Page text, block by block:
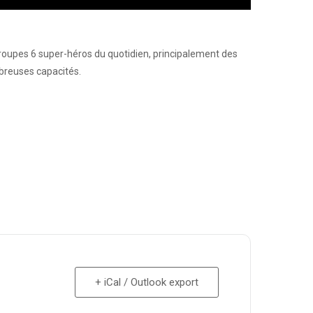
6 super-héros du quotidien, principalement des
capacités.
+ iCal / Outlook export